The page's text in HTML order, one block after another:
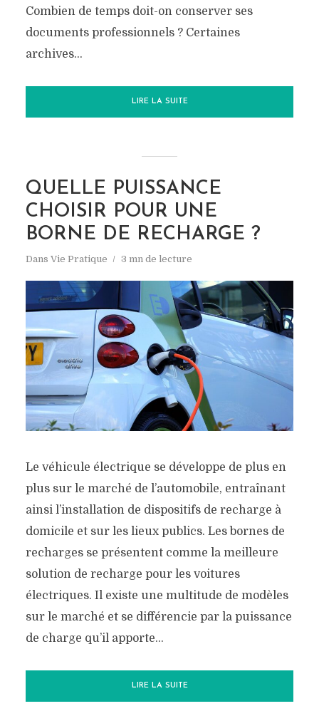
Combien de temps doit-on conserver ses
documents professionnels ? Certaines
archives...
LIRE LA SUITE
QUELLE PUISSANCE
CHOISIR POUR UNE
BORNE DE RECHARGE ?
Dans Vie Pratique 3 mn de lecture
Le véhicule électrique se développe de plus en
plus sur le marché de l’automobile, entraînant
ainsi l’installation de dispositifs de recharge à
domicile et sur les lieux publics. Les bornes de
recharges se présentent comme la meilleure
solution de recharge pour les voitures
électriques. Il existe une multitude de modèles
sur le marché et se différencie par la puissance
de charge qu’il apporte...
LIRE LA SUITE